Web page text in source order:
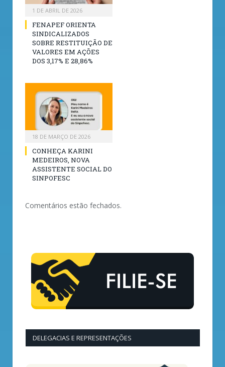
1 DE ABRIL DE 2026
FENAPEF ORIENTA
SINDICALIZADOS
SOBRE RESTITUIÇÃO DE
VALORES EM AÇÕES
DOS 3,17% E 28,86%
18 DE MARÇO DE 2026
CONHEÇA KARINI
MEDEIROS, NOVA
ASSISTENTE SOCIAL DO
SINPOFESC
Comentários estão fechados.
DELEGACIAS E REPRESENTAÇÕES